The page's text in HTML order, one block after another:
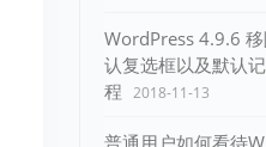
WordPress 4.9.6
认复选框以及默认
程 2018-11-13
普通用户如何看待